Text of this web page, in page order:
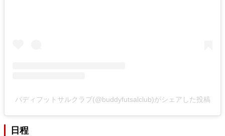
バディフットサルクラブ(@buddyfutsalclub)がシェアした投稿
日程